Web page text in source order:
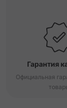
Гарантия
Официальная